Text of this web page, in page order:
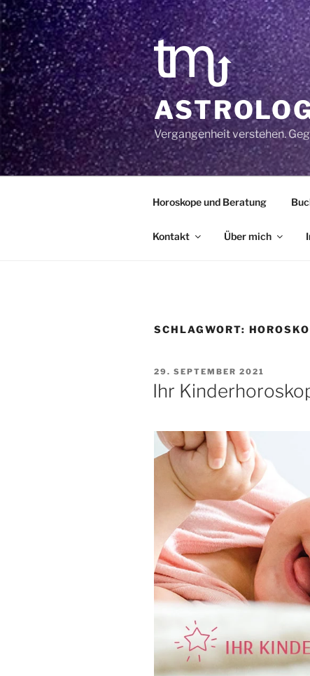
Zum
Inhalt
springen
Vergangenheit verstehen.
Horoskope und Beratung
Kontakt Über mich
SCHLAGWORT:
VERÖFFENTLICHT
AM
29. SEPTEMBER 2021
Ihr